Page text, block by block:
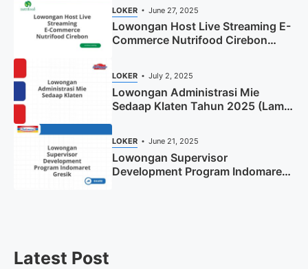
LOKER June 27, 2025
Lowongan Host Live Streaming E-
Commerce Nutrifood Cirebon
LOKER July 2, 2025
Lowongan Administrasi Mie
Sedaap Klaten Tahun 2025 (Lamar
LOKER June 21, 2025
Lowongan Supervisor
Development Program Indomaret
Latest Post